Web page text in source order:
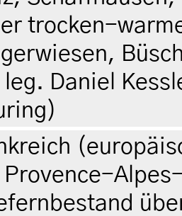
trocken-
leg. Daniel